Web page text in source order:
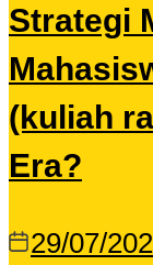
Strategi
(kuliah
Era?
29/07/